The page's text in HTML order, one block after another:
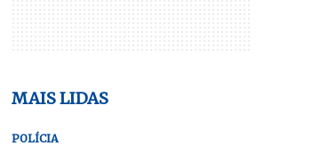
MAIS LIDAS
POLÍCIA